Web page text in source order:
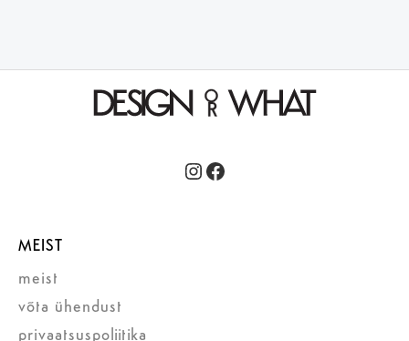
Instagram
Facebook
MEIST
meist
võta ühendust
privaatsuspoliitika